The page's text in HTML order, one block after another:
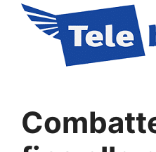
contenuto